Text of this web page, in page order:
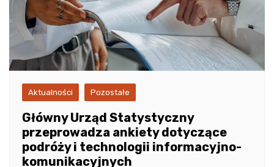
Aktualności Pozostałe
Główny Urząd Statystyczny
przeprowadza ankiety dotyczące
podróży i technologii informacyjno-
komunikacyjnych